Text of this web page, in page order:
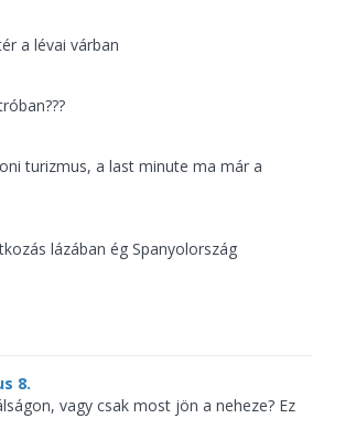
a lévai várban
turizmus, a last minute ma már a
lázában ég Spanyolország
8.
vagy csak most jön a neheze? Ez